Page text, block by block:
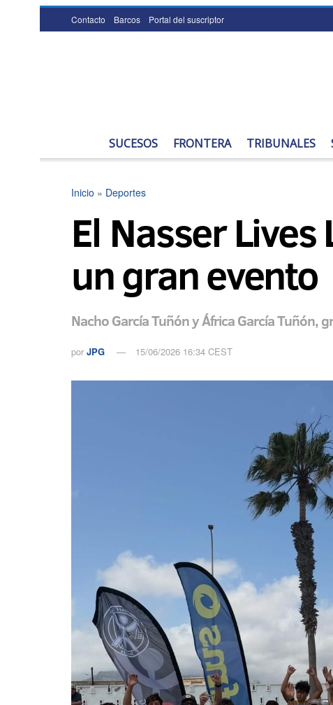
Contacto Barcos Portal del suscriptor
SUCESOS FRONTERA TRIBUNALES
Inicio » Deportes
El Nasser
un gran evento
Nacho García Tuñón y África García Tuñón,
por JPG 15/06/2026 16:34 CEST